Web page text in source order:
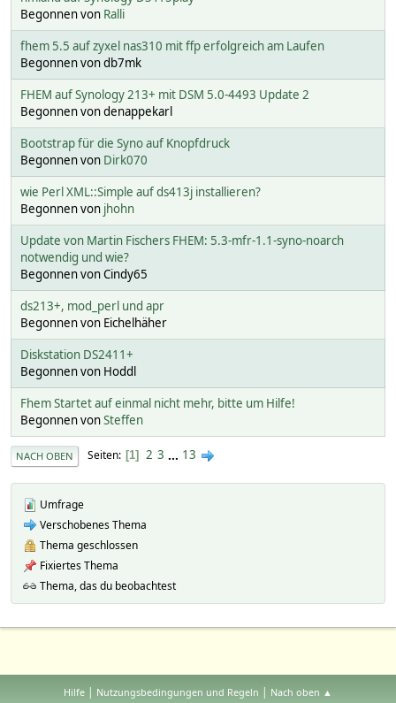
Begonnen von Ralli
fhem 5.5 auf zyxel nas310 mit ffp erfolgreich am Laufen
Begonnen von db7mk
FHEM auf Synology 213+ mit DSM 5.0-4493 Update 2
Begonnen von denappekarl
Bootstrap für die Syno auf Knopfdruck
Begonnen von Dirk070
wie Perl XML::Simple auf ds413j installieren?
Begonnen von jhohn
Update von Martin Fischers FHEM: 5.3-mfr-1.1-syno-noarch
notwendig und wie?
Begonnen von Cindy65
ds213+, mod_perl und apr
Begonnen von Eichelhäher
Diskstation DS2411+
Begonnen von Hoddl
Fhem Startet auf einmal nicht mehr, bitte um Hilfe!
Begonnen vonSteffen
NACH OBEN Seiten 1 2 3 ... 13
Umfrage
Verschobenes Thema
Thema geschlossen
Fixiertes Thema
Thema, das du beobachtest
Hilfe | Nutzungsbedingungen und Regeln | Nach oben ▲